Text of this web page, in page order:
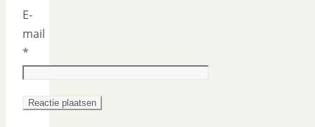
E-
mail
*